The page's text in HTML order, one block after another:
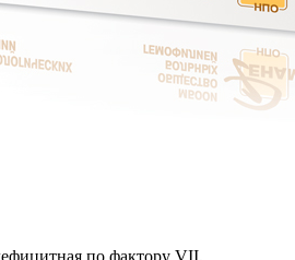
по фактору VII,